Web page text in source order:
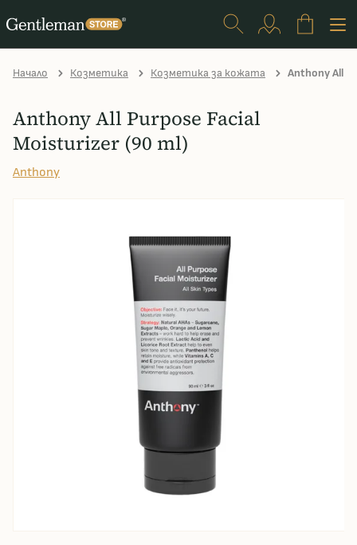
Начало Козметика Козметика за кожата Anthony All
Anthony All Purpose Facial
Moisturizer (90 ml)
Anthony